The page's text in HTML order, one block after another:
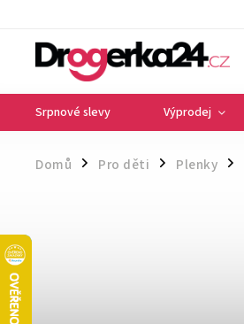
Srpnové slevy Výprodej
Domů / Pro děti / Plenky /